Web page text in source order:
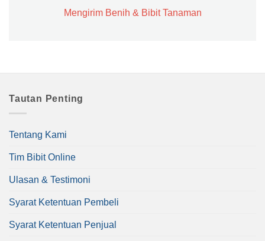
Mengirim Benih & Bibit Tanaman
Tautan Penting
Tentang Kami
Tim Bibit Online
Ulasan & Testimoni
Syarat Ketentuan Pembeli
Syarat Ketentuan Penjual